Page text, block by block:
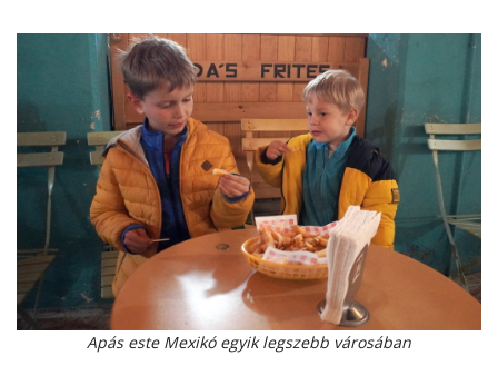
Apás este Mexikó egyik legszebb városában